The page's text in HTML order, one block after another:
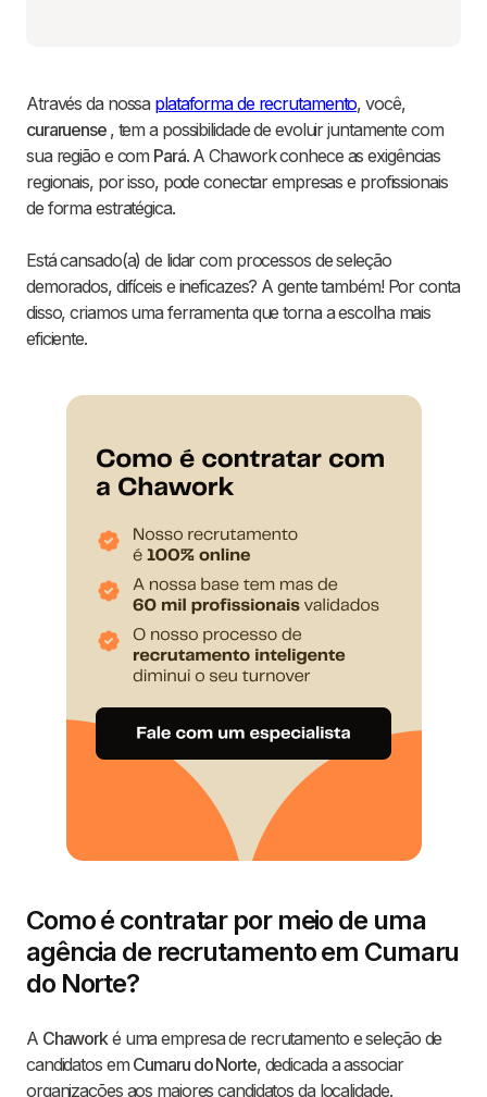
Através da nossa plataforma de recrutamento, você,
curaruense , tem a possibilidade de evoluir juntamente com
sua região e com Pará. A Chawork conhece as exigências
regionais, por isso, pode conectar empresas e profissionais
de forma estratégica.
Está cansado(a) de lidar com processos de seleção
demorados, difíceis e ineficazes? A gente também! Por conta
disso, criamos uma ferramenta que torna a escolha mais
eficiente.
Como é contratar por meio de uma
agência de recrutamento em Cumaru
do Norte?
A Chaworké uma empresa de recrutamento e seleção de
candidatos em Cumaru do Norte, dedicada a associar
organizações aos maiores candidatos da localidade.